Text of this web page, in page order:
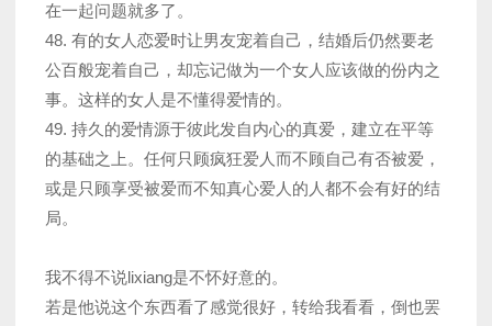
在一起问题就多了。
48. 有的女人恋爱时让男友宠着自己，结婚后仍然要老
公百般宠着自己，却忘记做为一个女人应该做的份内之
事。这样的女人是不懂得爱情的。
49. 持久的爱情源于彼此发自内心的真爱，建立在平等
的基础之上。任何只顾疯狂爱人而不顾自己有否被爱，
或是只顾享受被爱而不知真心爱人的人都不会有好的结
局。
我不得不说lixiang是不怀好意的。
若是他说这个东西看了感觉很好，转给我看看，倒也罢